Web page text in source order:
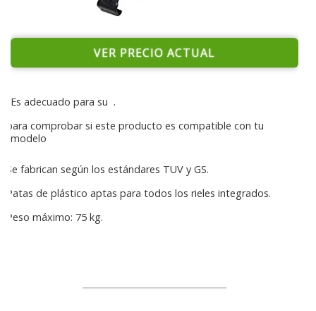
VER PRECIO ACTUAL
Es adecuado para su .
para comprobar si este producto es compatible con tu
modelo
Se fabrican según los estándares TUV y GS.
Patas de plástico aptas para todos los rieles integrados.
Peso máximo: 75 kg.